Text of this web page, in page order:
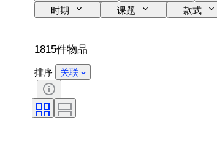
时期
课题 款式
双筒望远镜类型
望远镜类型
1815件物品
排序 关联